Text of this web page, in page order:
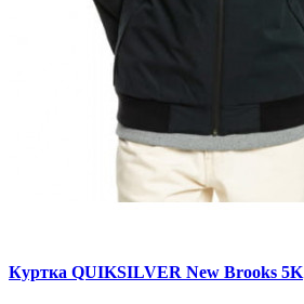
Куртка QUIKSILVER New Brooks 5K